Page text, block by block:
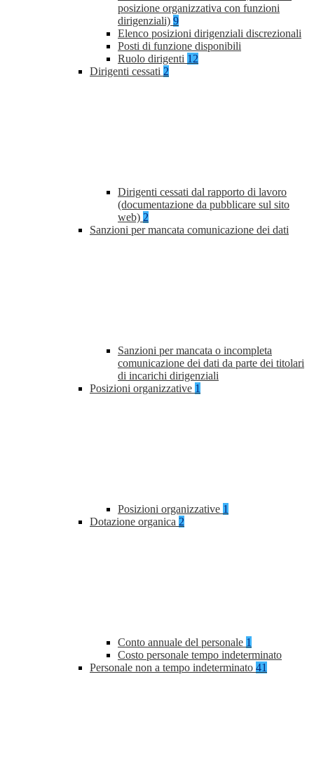
posizione organizzativa con funzioni
dirigenziali) 9
Elenco posizioni dirigenziali discrezionali
Posti di funzione disponibili
Ruolo dirigenti 12
Dirigenti cessati 2
Dirigenti cessati dal rapporto di lavoro
(documentazione da pubblicare sul sito
web) 2
Sanzioni per mancata comunicazione dei dati
Sanzioni per mancata o incompleta
comunicazione dei dati da parte dei titolari
di incarichi dirigenziali
Posizioni organizzative 1
Posizioni organizzative 1
Dotazione organica 2
Conto annuale del personale 1
Costo personale tempo indeterminato
Personale non a tempo indeterminato 41